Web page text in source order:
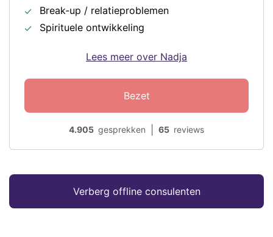
Break-up / relatieproblemen
Spirituele ontwikkeling
65 reviews
4.905 gesprekken
Bezet
Lees meer over Nadja
Verberg offline consulenten